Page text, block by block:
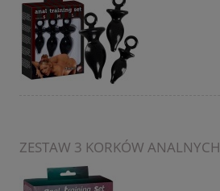
ZESTAW 3 KORKÓW ANALNYCH